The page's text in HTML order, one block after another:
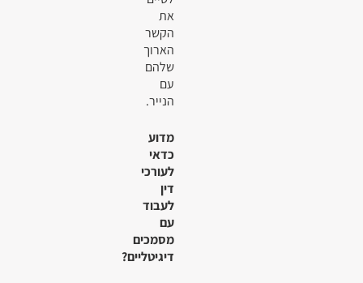
את
הקשר
הארוך
שלהם
עם
הנייר.
מדוע
כדאי
לעורכי
דין
לעבוד
עם
מסמכים
דיגיטליים?